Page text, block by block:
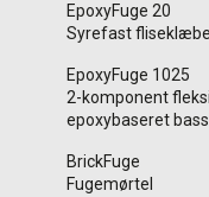
EpoxyFuge 20
Syrefast
EpoxyFuge 1025
2-komponent
epoxybaseret
BrickFuge
Fugemørtel